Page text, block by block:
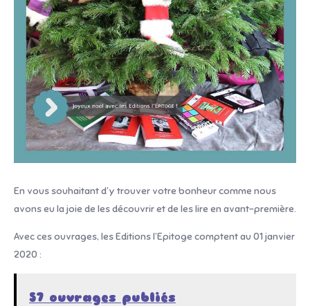
En vous souhaitant d’y trouver votre bonheur comme nous
avons eu la joie de les découvrir et de les lire en avant-première.
Avec ces ouvrages, les Editions l’Epitoge comptent au 01 janvier
2020 :
57 ouvrages publiés